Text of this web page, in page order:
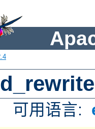
可用语言: